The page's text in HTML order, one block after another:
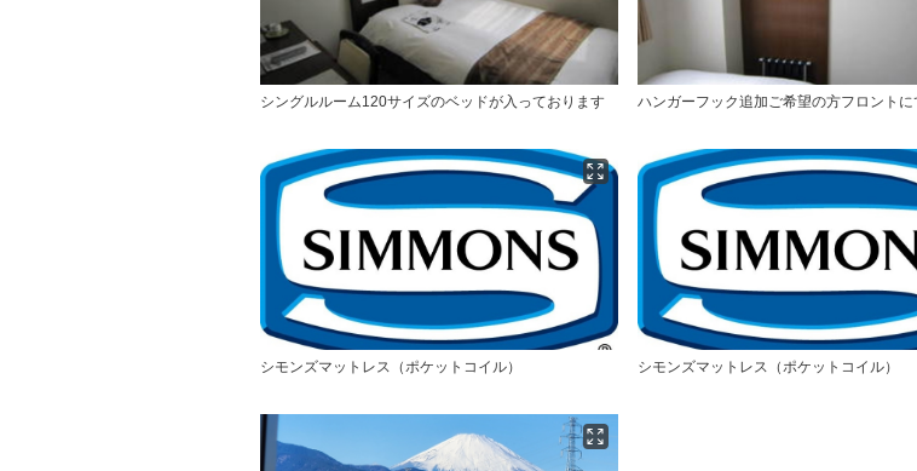
シングルルーム120サイズのベッドが入っております ハンガーフック追加ご希望の方フロント
シモンズマットレス（ポケットコイル） シモンズマットレス（ポケットコイル）